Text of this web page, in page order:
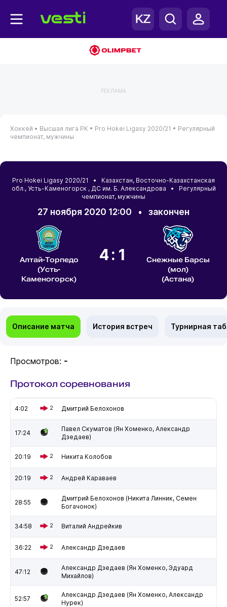
РЕКЛАМА
Хоккей • Высшая лига РК • Pro Hokei Ligasy 2020/21 • Регулярный
чемпионат, мужчины
Pro Hokei Ligasy 2020/21 • Казахстан, Восточно-Казахстанская
обл., Усть-Каменогорск , ДС им. Б. Александрова • Регулярный
чемпионат, мужчины
27 ноября 2020 12:00 • закончен
Алтай-Торпедо
(Усть-
Каменогорск)
4:1
Снежные Барсы
(мол)
(Астана)
Описание матча История встреч Турнирная
Просмотров: -
Протокол соревнования
4:02 2 Дмитрий Белохонов
17:24
Павел Скуматов (Ян Хоменко, Александр
Дзедаев)
20:19 2 Никита Колобов
20:19 2 Андрей Караваев
28:55
Дмитрий Белохонов (Никита Линник, Семен
Богачонок)
34:58 2 Виталий Андрейкив
36:22 2 Александр Дзедаев
47:12
Александр Дзедаев (Ян Хоменко, Эдуард
Михайлов)
52:57
Александр Дзедаев (Ян Хоменко, Александр
Нурек)